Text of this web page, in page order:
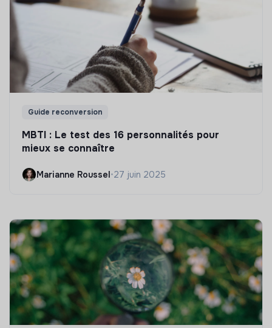
Guide reconversion
MBTI : Le test des 16 personnalités pour
mieux se connaître
Marianne Roussel•27 juin 2025